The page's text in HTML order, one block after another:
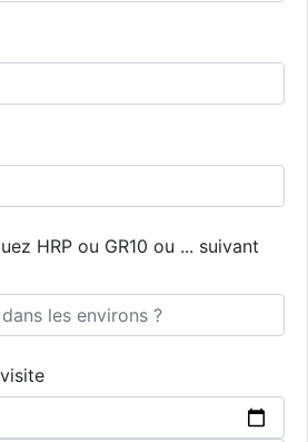
HRP ou GR10 ou ... suivant